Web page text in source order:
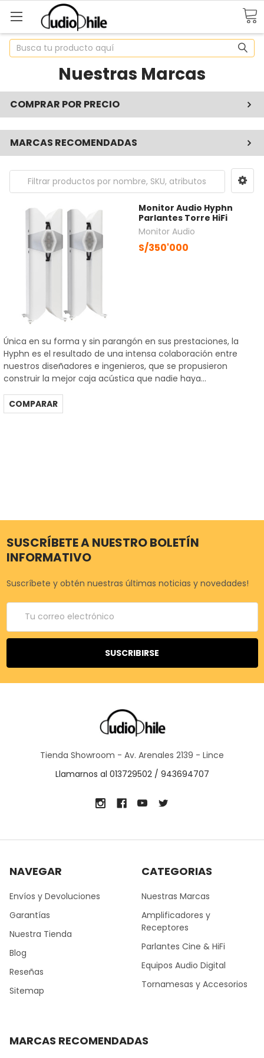
Buscar
Nuestras Marcas
COMPRAR POR PRECIO
MARCAS RECOMENDADAS
Monitor Audio Hyphn
Parlantes Torre HiFi
Monitor Audio
S/350'000
Única en su forma y sin parangón en sus prestaciones, la
Hyphn es el resultado de una intensa colaboración entre
nuestros diseñadores e ingenieros, que se propusieron
construir la mejor caja acústica que nadie haya...
COMPARAR
SUSCRÍBETE A NUESTRO BOLETÍN
INFORMATIVO
Suscríbete y obtén nuestras últimas noticias y novedades!
Correo
electrónico
Tienda Showroom - Av. Arenales 2139 - Lince
Llamarnos al 013729502 / 943694707
NAVEGAR
Envíos y Devoluciones
Garantías
Nuestra Tienda
Blog
Reseñas
Sitemap
CATEGORIAS
Nuestras Marcas
Amplificadores y
Receptores
Parlantes Cine & HiFi
Equipos Audio Digital
Tornamesas y Accesorios
MARCAS RECOMENDADAS